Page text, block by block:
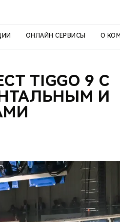
ОНЛАЙН СЕРВИСЫ О
TIGGO 9 С
И